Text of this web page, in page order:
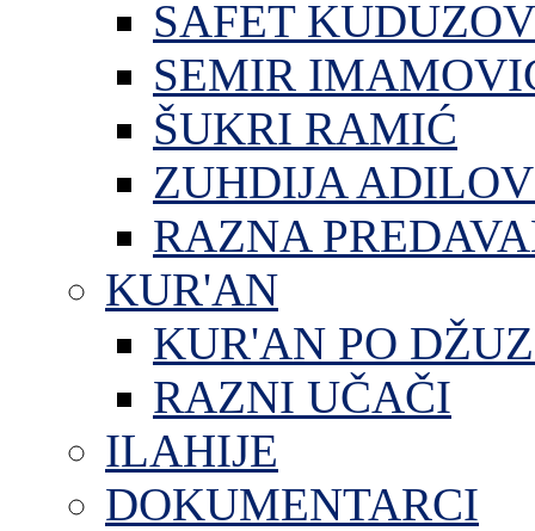
SAFET
SEMIR
ŠUKRI RAMIĆ
ZUHDIJA
RAZNA
KUR'AN
KUR'AN PO
RAZNI UČAČI
ILAHIJE
DOKUMENTARCI